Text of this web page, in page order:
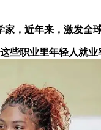
家，近年来，激发全
职业里年轻人就